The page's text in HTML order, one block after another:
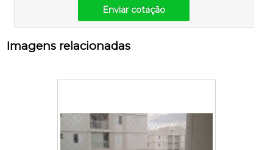
Enviar cotação
Imagens relacionadas